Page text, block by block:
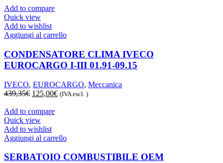
Add to compare
Quick view
Add to wishlist
Aggiungi al carrello
CONDENSATORE CLIMA IVECO
EUROCARGO I-III 01.91-09.15
IVECO, EUROCARGO, Meccanica
439,35€ Il
originale
era:
439,35€.
125,00€Il(IVA escl. )
Add to compare
Quick view
Add to wishlist
Aggiungi al carrello
SERBATOIO COMBUSTIBILE OEM